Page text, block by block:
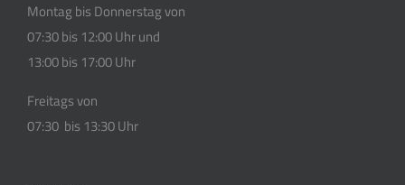
Montag bis Donnerstag von
07:30 bis 12:00 Uhr und
13:00 bis 17:00 Uhr
Freitags von
07:30 bis 13:30 Uhr